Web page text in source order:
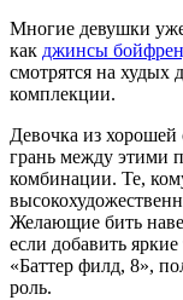
Многие девушки
как джинсы
смотрятся на худых
комплекции.
Девочка из хорошей
грань между этими
комбинации. Те,
Желающие бить
ес­ли добавить
«Баттер филд, 8»,
роль.